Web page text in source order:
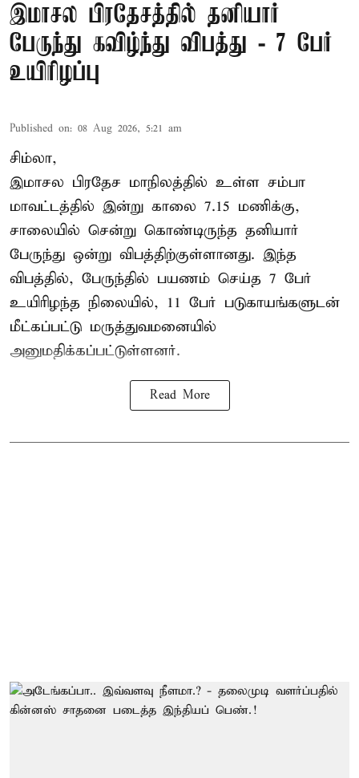
இமாசல பிரதேசத்தில் தனியார்
பேருந்து கவிழ்ந்து விபத்து - 7 பேர்
உயிரிழப்பு
Published on: 08 Aug 2026, 5:21 am
சிம்லா,
இமாசல பிரதேச மாநிலத்தில் உள்ள சம்பா
மாவட்டத்தில் இன்று காலை 7.15 மணிக்கு,
சாலையில் சென்று கொண்டிருந்த தனியார்
பேருந்து ஒன்று விபத்திற்குள்ளானது. இந்த
விபத்தில், பேருந்தில் பயணம் செய்த 7 பேர்
உயிரிழந்த நிலையில், 11 பேர் படுகாயங்களுடன்
மீட்கப்பட்டு மருத்துவமனையில்
அனுமதிக்கப்பட்டுள்ளனர்.
Read More